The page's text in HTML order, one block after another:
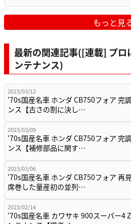
もっと見
最新の関連記事([連載] プ
ンテナンス)
2023/03/12
‘70s国産名車 ホンダ CB750フォア 完
ンス【古さの割に決し…
2023/03/09
‘70s国産名車 ホンダ CB750フォア 完
ンス【補修部品に関す…
2023/03/06
‘70s国産名車 ホンダ CB750フォア 再
席巻した量産初の並列…
2023/02/14
‘70s国産名車 カワサキ 900スーパー4